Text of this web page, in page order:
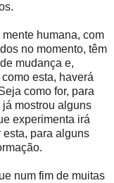
humana, com
no momento, têm
mudança e,
esta, haverá
como for, para
mostrou alguns
experimenta irá
para alguns
num fim de muitas